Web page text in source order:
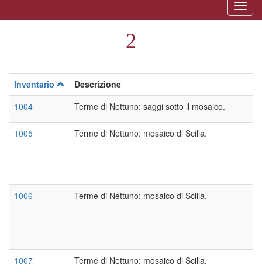
2
Inventario
Descrizione
1004
Terme di Nettuno: saggi sotto il mosaico.
1005 Terme di Nettuno: mosaico di Scilla.
1006 Terme di Nettuno: mosaico di Scilla.
1007 Terme di Nettuno: mosaico di Scilla.